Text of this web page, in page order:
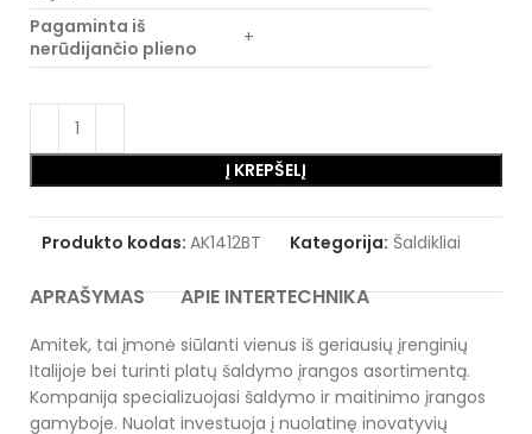
Pagaminta iš
nerūdijančio plieno
+
Į KREPŠELĮ
Produkto kodas: AK1412BT Kategorija: Šaldikliai
APRAŠYMAS APIE INTERTECHNIKA
Amitek, tai įmonė siūlanti vienus iš geriausių įrenginių
Italijoje bei turinti platų šaldymo įrangos asortimentą.
Kompanija specializuojasi šaldymo ir maitinimo įrangos
gamyboje. Nuolat investuoja į nuolatinę inovatyvių